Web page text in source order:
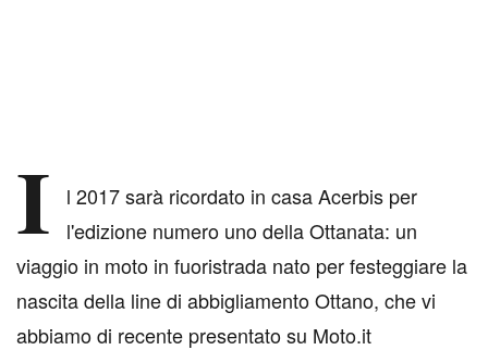
I
l 2017 sarà ricordato in casa Acerbis per
l'edizione numero uno della Ottanata: un
viaggio in moto in fuoristrada nato per festeggiare la
nascita della line di abbigliamento Ottano, che vi
abbiamo di recente presentato su Moto.it